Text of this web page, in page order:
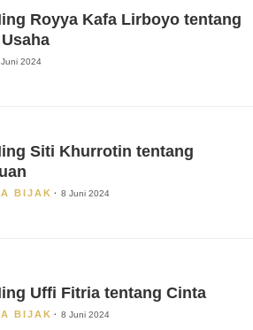
Royya Kafa Lirboyo tentang
2024
Siti Khurrotin tentang
BIJAK 8 Juni 2024
Uffi Fitria tentang Cinta
BIJAK 8 Juni 2024